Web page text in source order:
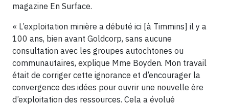
magazine En Surface.
« L’exploitation minière a débuté ici [à Timmins] il y a
100 ans, bien avant Goldcorp, sans aucune
consultation avec les groupes autochtones ou
communautaires, explique Mme Boyden. Mon travail
était de corriger cette ignorance et d’encourager la
convergence des idées pour ouvrir une nouvelle ère
d’exploitation des ressources. Cela a évolué